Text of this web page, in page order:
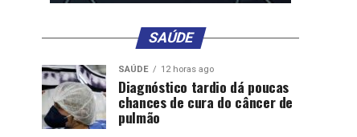
SAÚDE
SAÚDE 12 horas ago
Diagnóstico tardio dá poucas
chances de cura do câncer de
pulmão